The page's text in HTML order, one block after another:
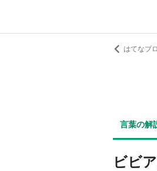
はてなブ
言葉の解
ビビ